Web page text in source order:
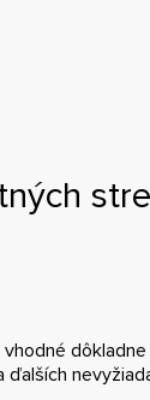
ďalších